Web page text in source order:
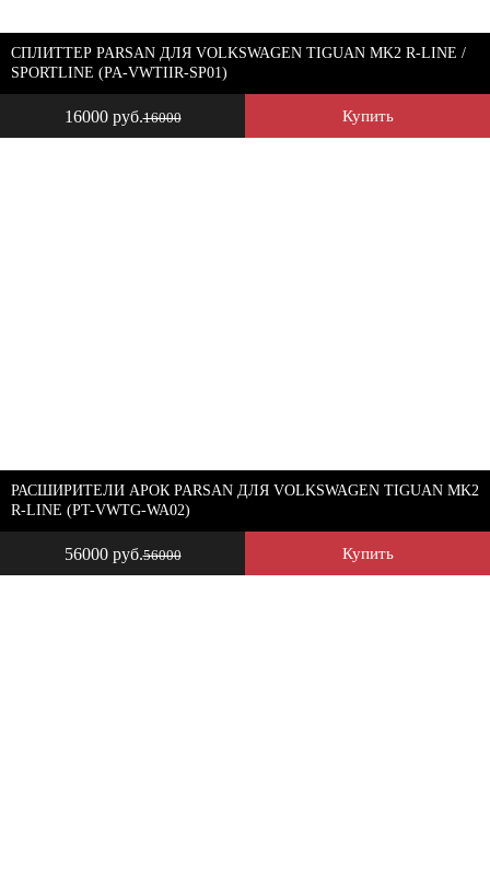
16000 руб.16000 Купить
СПЛИТТЕР PARSAN ДЛЯ VOLKSWAGEN TIGUAN MK2 R-LINE /
SPORTLINE (PA-VWTIIR-SP01)
56000 руб.56000 Купить
РАСШИРИТЕЛИ АРОК PARSAN ДЛЯ VOLKSWAGEN TIGUAN MK2
R-LINE (PT-VWTG-WA02)